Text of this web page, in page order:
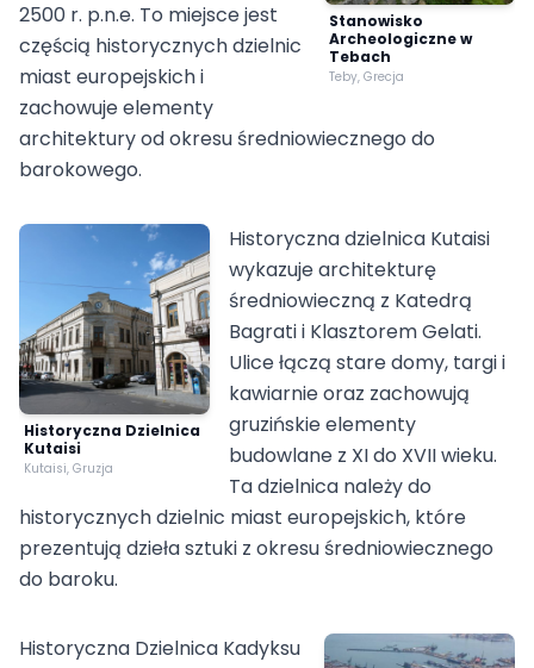
Stanowisko
Archeologiczne w
Tebach
Teby, Grecja
2500 r. p.n.e. To miejsce jest
częścią historycznych dzielnic
miast europejskich i
zachowuje elementy
architektury od okresu średniowiecznego do
barokowego.
Historyczna Dzielnica
Kutaisi
Kutaisi, Gruzja
Historyczna dzielnica Kutaisi
wykazuje architekturę
średniowieczną z Katedrą
Bagrati i Klasztorem Gelati.
Ulice łączą stare domy, targi i
kawiarnie oraz zachowują
gruzińskie elementy
budowlane z XI do XVII wieku.
Ta dzielnica należy do
historycznych dzielnic miast europejskich, które
prezentują dzieła sztuki z okresu średniowiecznego
do baroku.
Historyczna Dzielnica Kadyksu